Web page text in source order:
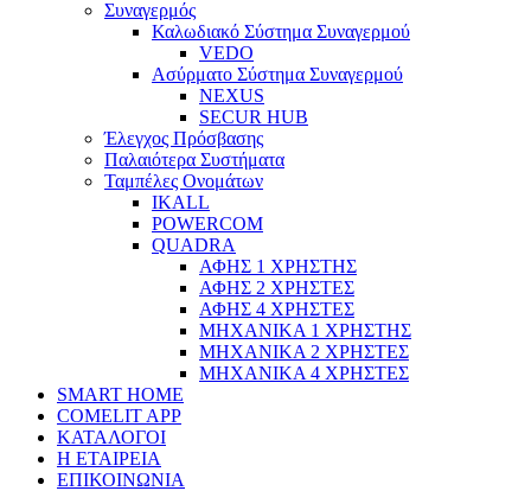
Συναγερμός
Καλωδιακό Σύστημα Συναγερμού
VEDO
Ασύρματο Σύστημα Συναγερμού
NEXUS
SECUR HUB
Έλεγχος Πρόσβασης
Παλαιότερα Συστήματα
Ταμπέλες Ονομάτων
IKALL
POWERCOM
QUADRA
ΑΦΗΣ 1 ΧΡΗΣΤΗΣ
ΑΦΗΣ 2 ΧΡΗΣΤΕΣ
ΑΦΗΣ 4 ΧΡΗΣΤΕΣ
ΜΗΧΑΝΙΚΑ 1 ΧΡΗΣΤΗΣ
ΜΗΧΑΝΙΚΑ 2 ΧΡΗΣΤΕΣ
ΜΗΧΑΝΙΚΑ 4 ΧΡΗΣΤΕΣ
SMART HOME
COMELIT APP
ΚΑΤΑΛΟΓΟΙ
Η ΕΤΑΙΡΕΙΑ
ΕΠΙΚΟΙΝΩΝΙΑ